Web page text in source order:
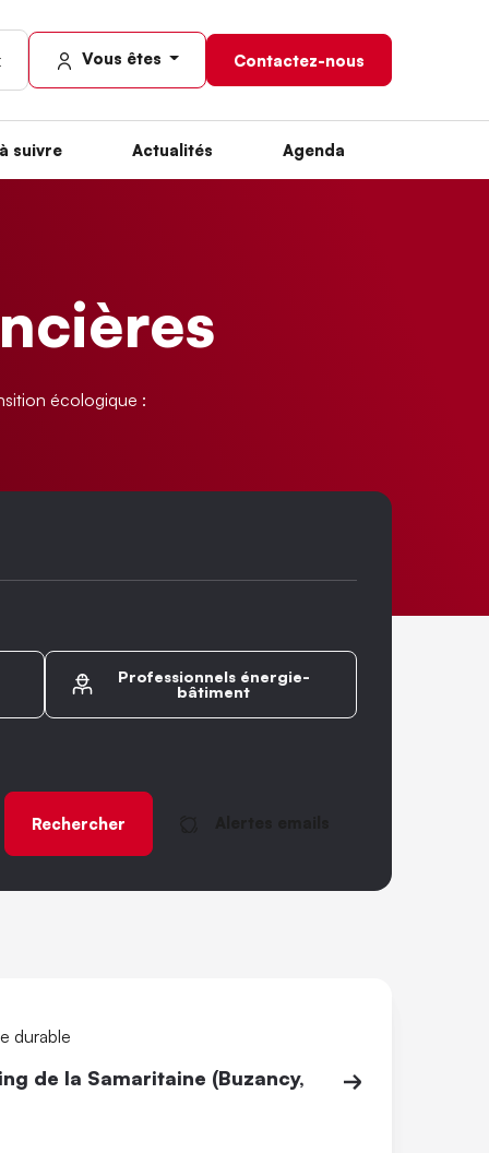
Vous êtes Contactez-nous
suivre Actualités Agenda
écologique :
Professionnels énergie-
bâtiment
durable
de la Samaritaine (Buzancy,